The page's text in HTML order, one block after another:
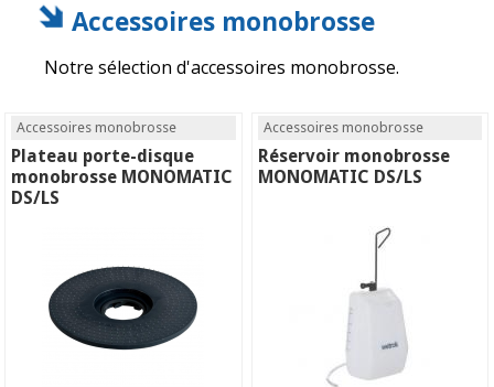
Accessoires monobrosse
Notre sélection d'accessoires monobrosse.
Accessoires monobrosse
Plateau porte-disque
monobrosse MONOMATIC
DS/LS
Accessoires monobrosse
Réservoir monobrosse
MONOMATIC DS/LS